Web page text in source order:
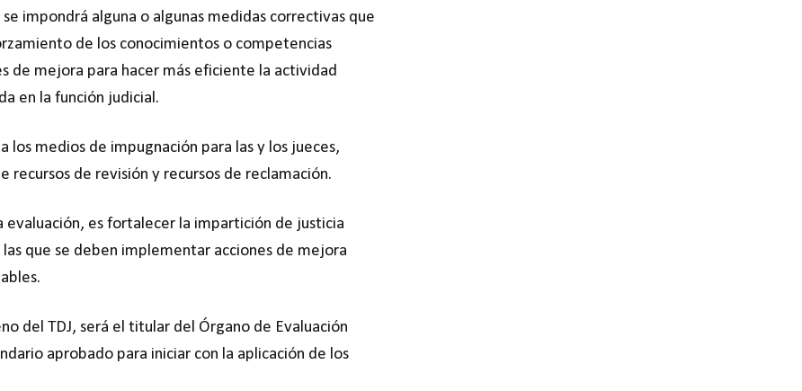
impondrá alguna o algunas medidas correctivas que
de los conocimientos o competencias
de mejora para hacer más eficiente la actividad
en la función judicial.
medios de impugnación para las y los jueces,
recursos de revisión y recursos de reclamación.
evaluación, es fortalecer la impartición de justicia
que se deben implementar acciones de mejora
del TDJ, será el titular del Órgano de Evaluación
aprobado para iniciar con la aplicación de los